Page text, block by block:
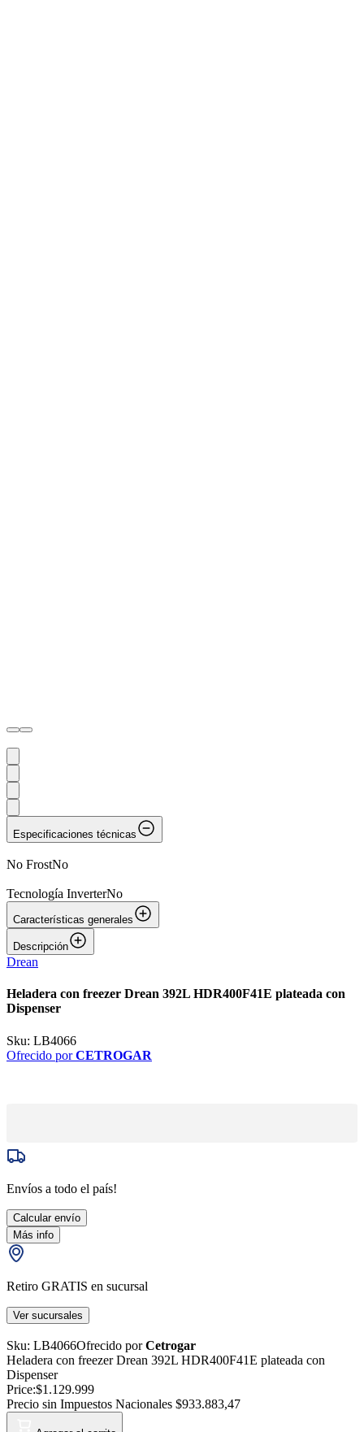
Especificaciones técnicas
No FrostNo
Tecnología InverterNo
Características generales
Descripción
Drean
Heladera con freezer Drean 392L HDR400F41E plateada con
Dispenser
Sku: LB4066
Ofrecido porCETROGAR
Envíos a todo el país!
Calcular envío
Más info
Retiro GRATIS en sucursal
Ver sucursales
Sku: LB4066Ofrecido porCetrogar
Heladera con freezer Drean 392L HDR400F41E plateada con
Dispenser
Price:$1.129.999
Precio sin Impuestos Nacionales $933.883,47